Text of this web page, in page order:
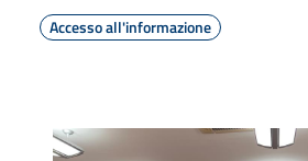
Accesso all'informazione